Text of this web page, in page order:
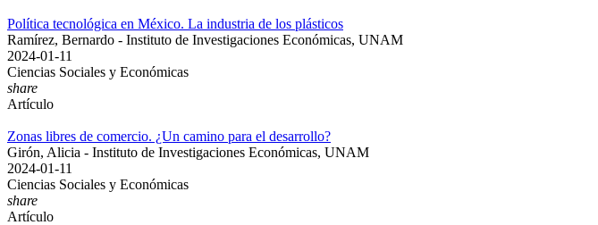
Política tecnológica en México. La industria de los plásticos
Ramírez, Bernardo - Instituto de Investigaciones Económicas, UNAM
2024-01-11
Ciencias Sociales y Económicas
share
Artículo
Zonas libres de comercio. ¿Un camino para el desarrollo?
Girón, Alicia - Instituto de Investigaciones Económicas, UNAM
2024-01-11
Ciencias Sociales y Económicas
share
Artículo